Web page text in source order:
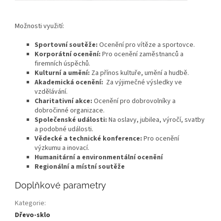
Možnosti využití:
Sportovní soutěže: Ocenění pro vítěze a sportovce.
Korporátní ocenění: Pro ocenění zaměstnanců a
firemních úspěchů.
Kulturní a umění: Za přínos kultuře, umění a hudbě.
Akademická ocenění: Za výjimečné výsledky ve
vzdělávání.
Charitativní akce: Ocenění pro dobrovolníky a
dobročinné organizace.
Společenské události: Na oslavy, jubilea, výročí, svatby
a podobné události.
Vědecké a technické konference: Pro ocenění
výzkumu a inovací.
Humanitární a environmentální ocenění
Regionální a místní soutěže
Doplňkové parametry
Kategorie:
Dřevo-sklo